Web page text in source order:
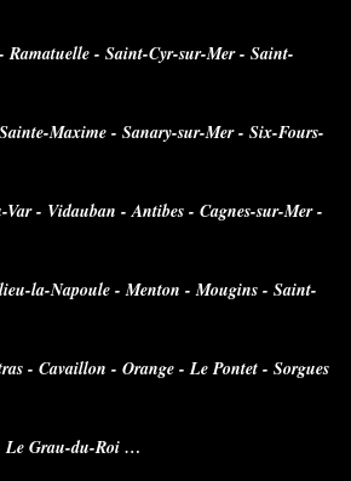
Ramatuelle - Saint-Cyr-sur-Mer - Saint-
Maxime - Sanary-sur-Mer - Six-Fours-
Var - Vidauban - Antibes - Cagnes-sur-Mer -
la-Napoule - Menton - Mougins - Saint-
- Cavaillon - Orange - Le Pontet - Sorgues
Le Grau-du-Roi …